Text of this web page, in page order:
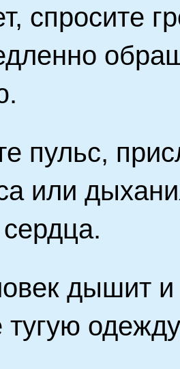
спросите
пульс,
или
дышит
тугую